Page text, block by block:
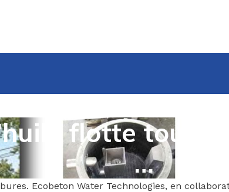
flotte
…
Ecobeton Water Technologies, en